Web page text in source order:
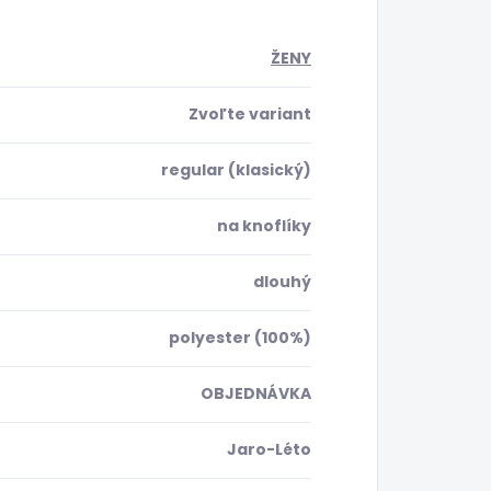
ŽENY
Zvoľte variant
regular (klasický)
na knoflíky
dlouhý
polyester (100%)
OBJEDNÁVKA
Jaro-Léto